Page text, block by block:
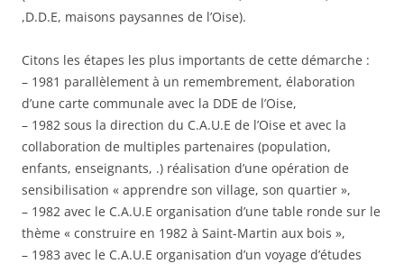
,D.D.E, maisons paysannes de l’Oise).
Citons les étapes les plus importants de cette démarche :
– 1981 parallèlement à un remembrement, élaboration
d’une carte communale avec la DDE de l’Oise,
– 1982 sous la direction du C.A.U.E de l’Oise et avec la
collaboration de multiples partenaires (population,
enfants, enseignants, .) réalisation d’une opération de
sensibilisation « apprendre son village, son quartier »,
– 1982 avec le C.A.U.E organisation d’une table ronde sur le
thème « construire en 1982 à Saint-Martin aux bois »,
– 1983 avec le C.A.U.E organisation d’un voyage d’études